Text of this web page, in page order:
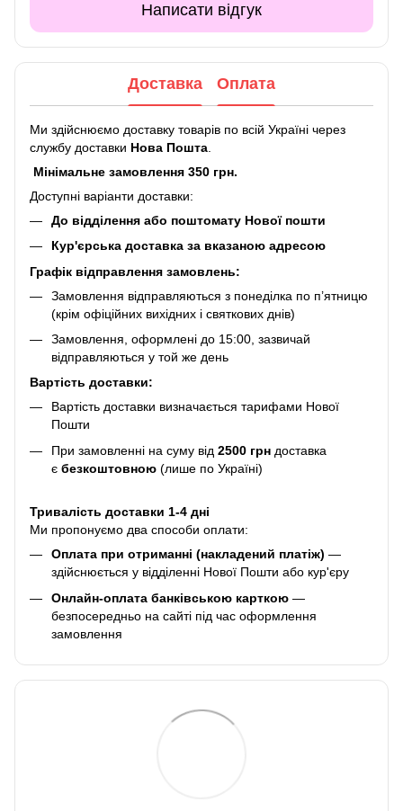
Написати відгук
Доставка Оплата
Ми здійснюємо доставку товарів по всій Україні через
службу доставки Нова Пошта
Мінімальне замовлення 350 грн.
Доступні варіанти доставки:
До відділення або поштомату Нової пошти
Кур'єрська доставка за вказаною адресою
Графік відправлення замовлень:
Замовлення відправляються з понеділка по п’ятницю
(крім офіційних вихідних і святкових днів)
Замовлення, оформлені до 15:00, зазвичай
відправляються у той же день
Вартість доставки:
Вартість доставки визначається тарифами Нової
Пошти
При замовленні на суму від 2500 грн доставка
є безкоштовною (лише по Україні)
Тривалість доставки 1-4 дні
Ми пропонуємо два способи оплати:
Оплата при отриманні (накладений платіж) —
здійснюється у відділенні Нової Пошти або кур'єру
Онлайн-оплата банківською карткою —
безпосередньо на сайті під час оформлення
замовлення